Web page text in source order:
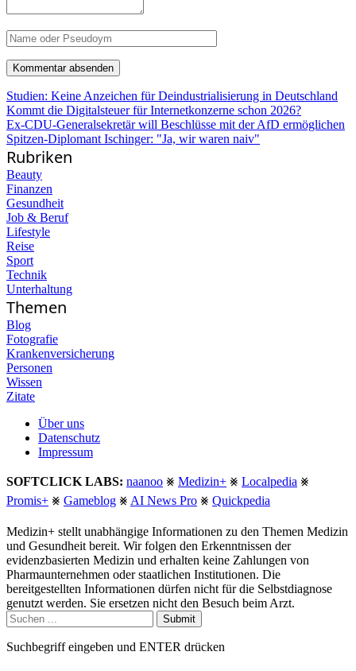
Studien: Keine Anzeichen für Deindustrialisierung in Deutschland
Kommt die Digitalsteuer für Internetkonzerne schon 2026?
Ex-CDU-Generalsekretär will Beschlüsse mit der AfD ermöglichen
Spitzen-Diplomant Ischinger: "Ja, wir waren naiv"
Rubriken
Beauty
Finanzen
Gesundheit
Job & Beruf
Lifestyle
Reise
Sport
Technik
Unterhaltung
Themen
Blog
Fotografie
Krankenversicherung
Personen
Wissen
Zitate
Über uns
Datenschutz
Impressum
SOFTCLICK LABS: naanoo ⨳ Medizin+ ⨳ Localpedia ⨳
Promis+ ⨳ Gameblog ⨳ AI News Pro ⨳ Quickpedia
Medizin+ stellt unabhängige Informationen zu den Themen Medizin
und Gesundheit bereit. Wir folgen den Erkenntnissen der
evidenzbasierten Medizin und erhalten keine Zahlungen von
Pharmaunternehmen oder staatlichen Institutionen. Die
bereitgestellten Informationen dürfen nicht für die Selbstdiagnose
genutzt werden. Sie ersetzen nicht den Besuch beim Arzt.
Submit
Suchbegriff eingeben und ENTER drücken